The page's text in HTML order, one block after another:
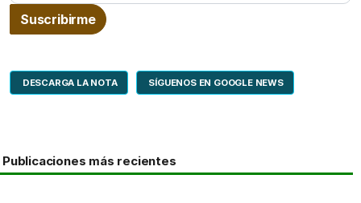
DESCARGA LA NOTA SÍGUENOS EN GOOGLE NEWS
Publicaciones más recientes